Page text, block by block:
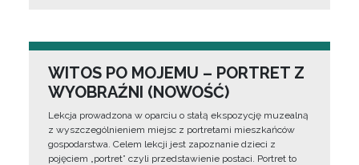
WITOS PO MOJEMU – PORTRET Z
WYOBRAŹNI (NOWOŚĆ)
Lekcja prowadzona w oparciu o stałą ekspozycję muzealną
z wyszczególnieniem miejsc z portretami mieszkańców
gospodarstwa. Celem lekcji jest zapoznanie dzieci z
pojęciem „portret” czyli przedstawienie postaci. Portret to